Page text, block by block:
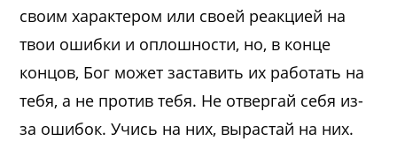
своим характером или своей реакцией на
твои ошибки и оплошности, но, в конце
концов, Бог может заставить их работать на
тебя, а не против тебя. Не отвергай себя из-
за ошибок. Учись на них, вырастай на них.